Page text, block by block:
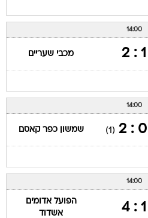
14:00
1 : 2 מכבי שעריים
14:00
0 : 2
(1) שמשון כפר קאסם
14:00
1 : 4
הפועל אדומים
אשדוד